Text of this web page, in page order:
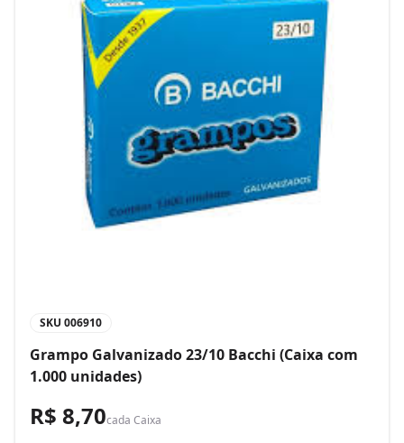
SKU 006910
Grampo Galvanizado 23/10 Bacchi (Caixa com
1.000 unidades)
R$ 8,70cada Caixa